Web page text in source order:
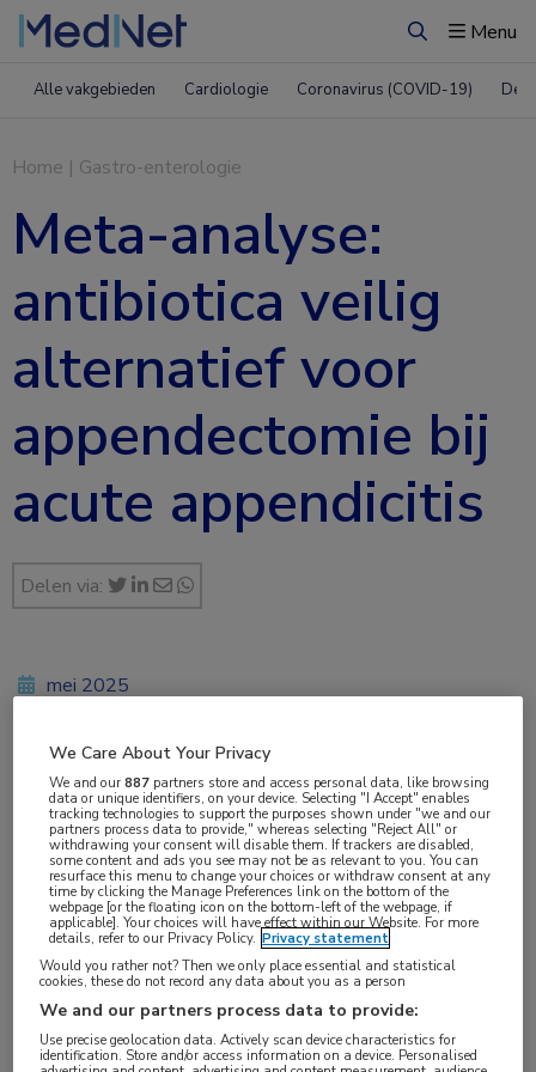
ZoekenMenu
Alle vakgebieden Cardiologie Coronavirus (COVID-19)
Home | Gastro-enterologie
Meta-analyse:
antibiotica veilig
alternatief voor
appendectomie bij
acute appendicitis
Delen via:
mei 2025
Vakgebieden:
Gastro-enterologie
Aandachtsgebieden:
Chirurgie
Tags:
antibiotica,appendicitis
We Care About Your Privacy
We and our887 partners store and access personal data, like browsing
data or unique identifiers, on your device. Selecting "I Accept" enables
tracking technologies to support the purposes shown under "we and our
partners process data to provide," whereas selecting "Reject All" or
withdrawing your consent will disable them. If trackers are disabled,
some content and ads you see may not be as relevant to you. You can
resurface this menu to change your choices or withdraw consent at any
time by clicking the Manage Preferences link on the bottom of the
webpage [or the floating icon on the bottom-left of the webpage, if
applicable]. Your choices will have effect within our Website. For more
details, refer to our Privacy Policy. Privacy statement
Would you rather not? Then we only place essential and statistical
cookies, these do not record any data about you as a person
We and our partners process data to provide:
Use precise geolocation data. Actively scan device characteristics for
identification. Store and/or access information on a device. Personalised